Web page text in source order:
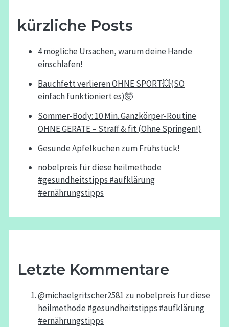
kürzliche Posts
4 mögliche Ursachen, warum deine Hände
einschlafen!
Bauchfett verlieren OHNE SPORT💥(SO
einfach funktioniert es)🤯
Sommer-Body: 10 Min. Ganzkörper-Routine
OHNE GERÄTE – Straff & fit (Ohne Springen!)
Gesunde Apfelkuchen zum Frühstück!
nobelpreis für diese heilmethode
#gesundheitstipps #aufklärung
#ernährungstipps
Letzte Kommentare
@michaelgritscher2581 zu nobelpreis für diese
heilmethode #gesundheitstipps #aufklärung
#ernährungstipps